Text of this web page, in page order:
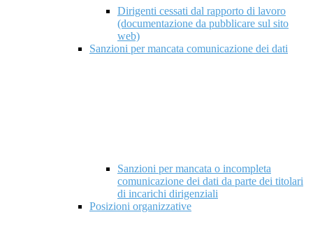
Dirigenti cessati dal rapporto di lavoro
(documentazione da pubblicare sul sito
web)
Sanzioni per mancata comunicazione dei dati
Sanzioni per mancata o incompleta
comunicazione dei dati da parte dei titolari
di incarichi dirigenziali
Posizioni organizzative